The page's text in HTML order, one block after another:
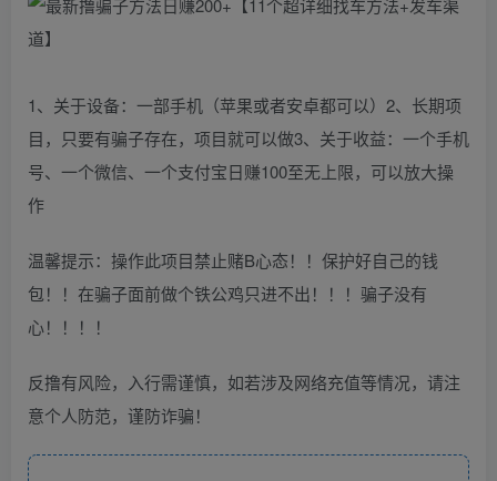
1、关于设备：一部手机（苹果或者安卓都可以）2、长期项
目，只要有骗子存在，项目就可以做3、关于收益：一个手机
号、一个微信、一个支付宝日赚100至无上限，可以放大操
作
温馨提示：操作此项目禁止赌B心态！！保护好自己的钱
包！！在骗子面前做个铁公鸡只进不出！！！骗子没有
心！！！！
反撸有风险，入行需谨慎，如若涉及网络充值等情况，请注
意个人防范，谨防诈骗！